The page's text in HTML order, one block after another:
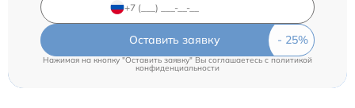
Оставить заявку
Нажимая на кнопку "Оставить заявку" Вы соглашаетесь c политикой
конфиденциальности